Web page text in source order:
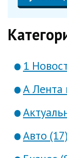
1
А Лента
Авто (17)